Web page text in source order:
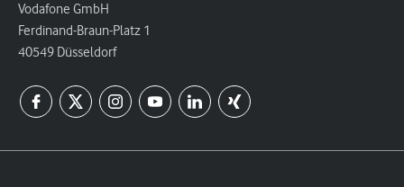
Vodafone GmbH
Ferdinand-Braun-Platz 1
40549 Düsseldorf